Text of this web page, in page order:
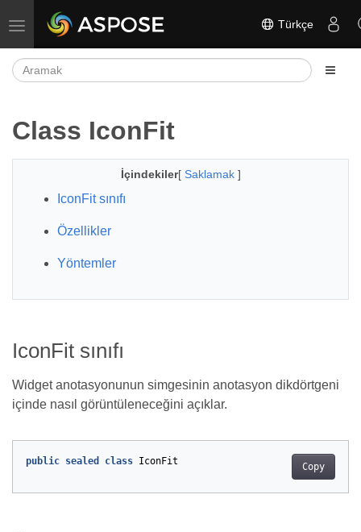
Gezinmeyi aç/kapat Türkçe
Class IconFit
İçindekiler[ Saklamak ]
IconFit sınıfı
Özellikler
Yöntemler
IconFit sınıfı
Widget anotasyonunun simgesinin anotasyon dikdörtgeni
içinde nasıl görüntüleneceğini açıklar.
Copy
public sealed class IconFit